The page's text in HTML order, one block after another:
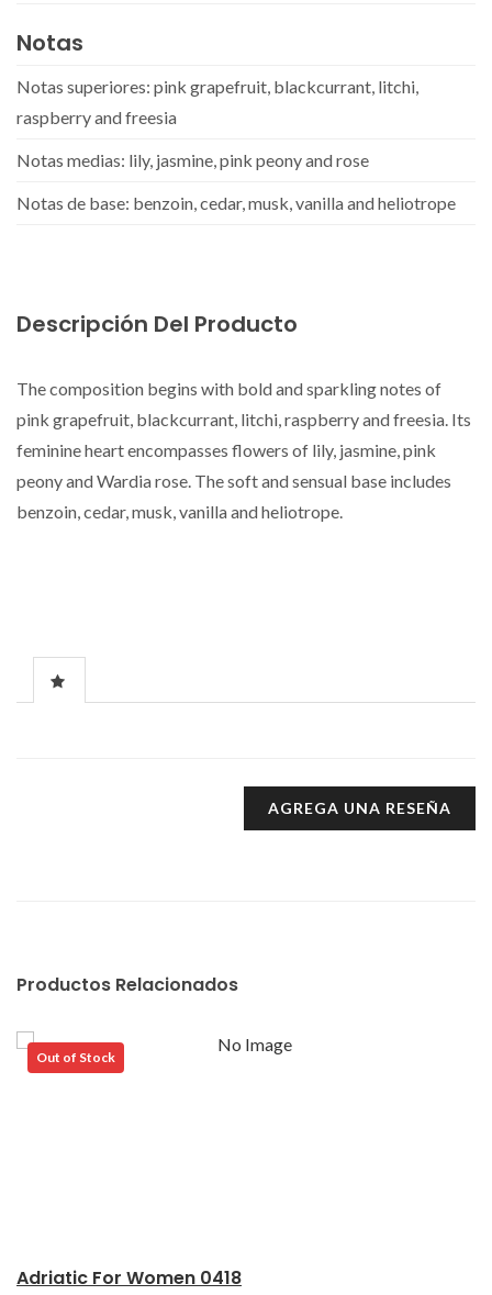
Notas
Notas superiores: pink grapefruit, blackcurrant, litchi,
raspberry and freesia
Notas medias: lily, jasmine, pink peony and rose
Notas de base: benzoin, cedar, musk, vanilla and heliotrope
Descripción Del Producto
The composition begins with bold and sparkling notes of
pink grapefruit, blackcurrant, litchi, raspberry and freesia. Its
feminine heart encompasses flowers of lily, jasmine, pink
peony and Wardia rose. The soft and sensual base includes
benzoin, cedar, musk, vanilla and heliotrope.
AGREGA UNA RESEÑA
Productos Relacionados
Out of Stock
Adriatic For Women 0418